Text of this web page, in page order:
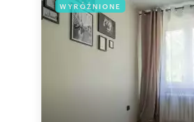
WYRÓŻNIONE